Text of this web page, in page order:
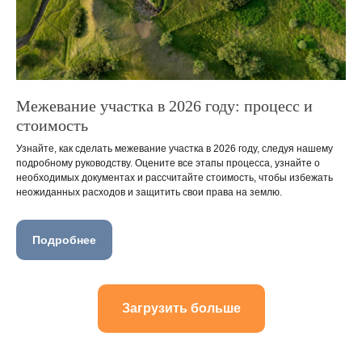
Межевание участка в 2026 году: процесс и
стоимость
Узнайте, как сделать межевание участка в 2026 году, следуя нашему
подробному руководству. Оцените все этапы процесса, узнайте о
необходимых документах и рассчитайте стоимость, чтобы избежать
неожиданных расходов и защитить свои права на землю.
Подробнее
Загрузить больше